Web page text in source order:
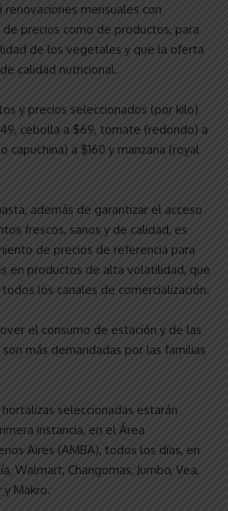
mensuales con
precios como de productos, para
de los vegetales y que la oferta
calidad nutricional.
y precios seleccionados (por kilo)
cebolla a $69, tomate (redondo) a
capuchina) a $160 y manzana (royal
además de garantizar el acceso
frescos, sanos y de calidad, es
de precios de referencia para
en productos de alta volatilidad, que
los canales de comercialización.
el consumo de estación y de las
más demandadas por las familias
seleccionadas estarán
instancia, en el Área
Aires (AMBA), todos los días, en
Walmart, Changomas, Jumbo, Vea,
y Makro.